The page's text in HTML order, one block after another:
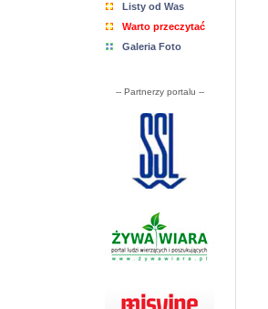
Listy od Was
Warto przeczytać
Galeria Foto
-- Partnerzy portalu --